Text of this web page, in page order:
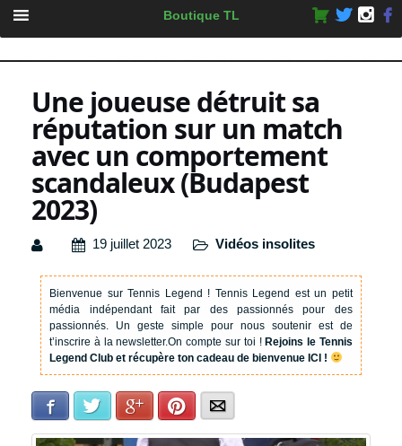
content
Boutique TL
Une joueuse détruit sa
réputation sur un match
avec un comportement
scandaleux (Budapest
2023)
19 juillet 2023 Vidéos insolites
Bienvenue sur Tennis Legend ! Tennis Legend est un petit
média indépendant fait par des passionnés pour des
passionnés. Un geste simple pour nous soutenir est de
t’inscrire à la newsletter.On compte sur toi !Rejoins le Tennis
Legend Club et récupère ton cadeau de bienvenue ICI !
Facebook Twitter Google+Pinterest